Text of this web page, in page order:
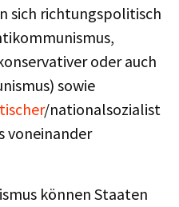
sich richtungspolitisch
oder auch
sowie
/nationalsozialist
voneinander
können Staaten